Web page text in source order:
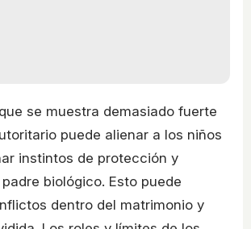
se muestra demasiado fuerte
puede alienar a los niños
instintos de protección y
biológico. Esto puede
dentro del matrimonio y